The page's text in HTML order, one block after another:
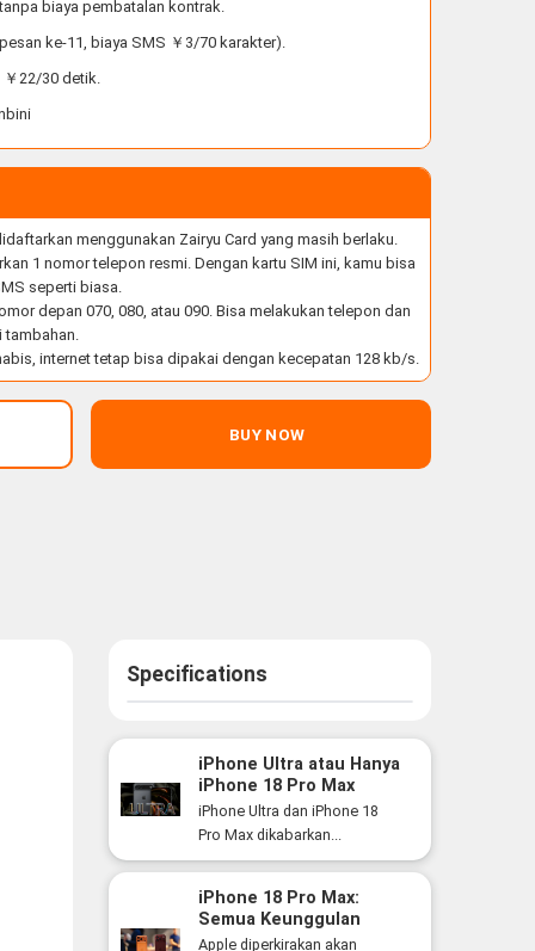
biaya pembatalan kontrak.
ke-11, biaya SMS ￥3/70 karakter).
22/30 detik.
menggunakan Zairyu Card yang masih berlaku.
1 nomor telepon resmi. Dengan kartu SIM ini, kamu bisa
seperti biasa.
depan 070, 080, atau 090. Bisa melakukan telepon dan
internet tetap bisa dipakai dengan kecepatan 128 kb/s.
BUY NOW
Specifications
iPhone Ultra atau Hanya
iPhone 18 Pro Max
Versi Lebih Besar? Ini
Perbedaan yang Perlu
iPhone Ultra dan iPhone 18
Pro Max dikabarkan...
iPhone 18 Pro Max:
Semua Keunggulan
Flagship Premium Apple
Apple diperkirakan akan